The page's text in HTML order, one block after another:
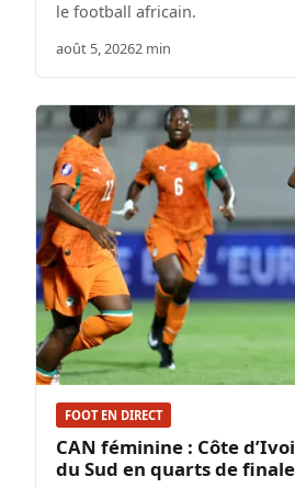
le football africain.
août 5, 20262 min
FOOT EN DIRECT
CAN féminine : Côte
du Sud en quarts de finale